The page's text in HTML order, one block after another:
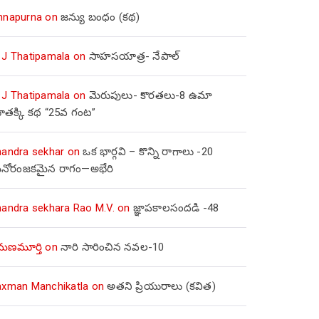
onజన్యు బంధం (కథ)
Thatipamala on సాహసయాత్ర- నేపాల్‌
Thatipamala on మెరుపులు- కొరతలు-8 ఉమా
కథ “25వ గంట”
sekhar onఒక భార్గవి – కొన్ని రాగాలు -20
రాగం—అభేరి
sekhara Rao M.V. on జ్ఞాపకాలసందడి -48
onనారి సారించిన నవల-10
Manchikatla onఅతని ప్రియురాలు (కవిత)